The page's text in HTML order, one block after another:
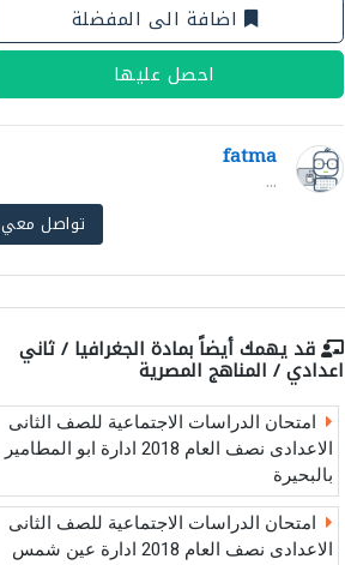
اضافة الى المفضلة
احصل عليها
fatma
...
تواصل معي
قد يهمك أيضاً بمادة الجغرافيا / ثاني
اعدادي / المناهج المصرية
امتحان الدراسات الاجتماعية للصف الثانى
الاعدادى نصف العام 2018 ادارة ابو المطامير
بالبحيرة
امتحان الدراسات الاجتماعية للصف الثانى
الاعدادى نصف العام 2018 ادارة عين شمس